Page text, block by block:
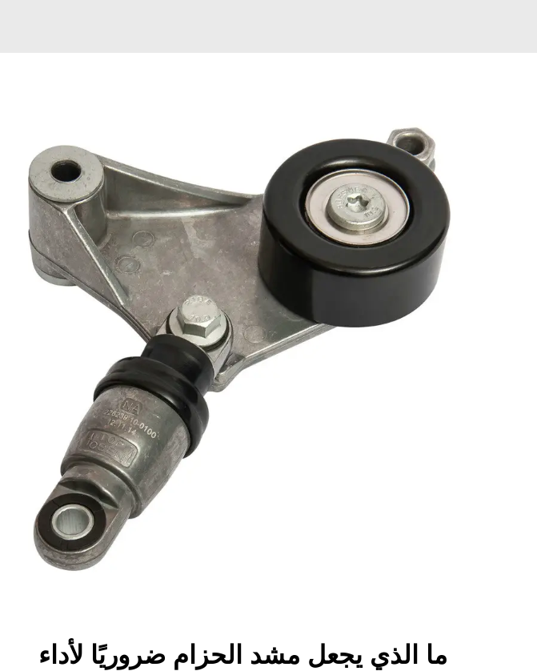
ما الذي يجعل مشد الحزام ضروريًا لأداء